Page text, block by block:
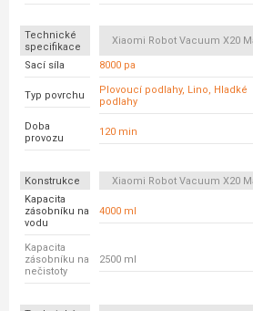
Technické
specifikace
Xiaomi Robot Vacuum X20
Sací síla 8000 pa
Typ povrchu
Plovoucí podlahy, Lino, Hladké
podlahy
Doba
provozu
120 min
Konstrukce Xiaomi Robot Vacuum X20
Kapacita
zásobníku na
vodu
4000 ml
Kapacita
zásobníku na
nečistoty
2500 ml